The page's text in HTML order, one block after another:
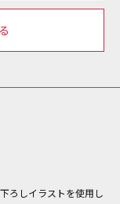
ろしイラストを使用し